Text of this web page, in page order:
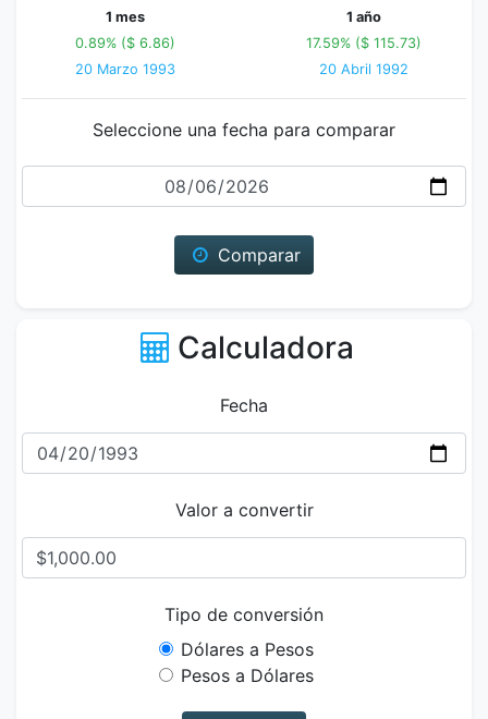
1 mes
0.89% ($ 6.86)
20 Marzo 1993
1 año
17.59% ($ 115.73)
20 Abril 1992
Seleccione una fecha para comparar
Fecha
Comparar
Calculadora
Fecha
Valor a convertir
Tipo de conversión
Dólares a Pesos
Pesos a Dólares